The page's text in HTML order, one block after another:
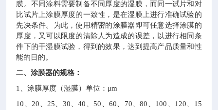
膜。不同涂料需要制备不同厚度的湿膜，而同一试片和对
比试片上涂膜厚度的一致性，是在湿膜上进行准确试验的
先决条件。为此，使用精密的涂膜器即可任意选择涂膜的
厚度，又可以限度的清除人为造成的误差，以进行相同条
件下的干湿膜试验，得到的效果，达到提高产品质量和性
能的目的。
二、涂膜器的规格：
1
、涂膜厚度（湿膜）单位：μm
10
20 25 30 、40 50 60 70 、80 100 120
15